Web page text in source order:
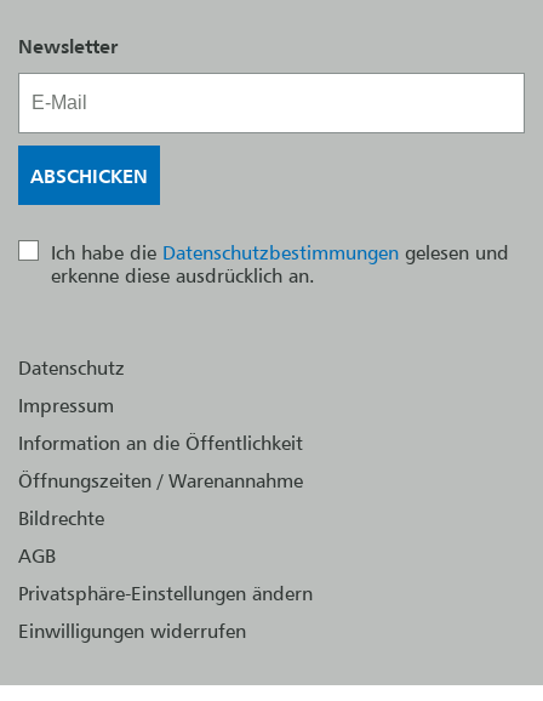
Newsletter
Ich habe die Datenschutzbestimmungen gelesen und
erkenne diese ausdrücklich an.
Datenschutz
Impressum
Information an die Öffentlichkeit
Öffnungszeiten / Warenannahme
Bildrechte
AGB
Privatsphäre-Einstellungen ändern
Einwilligungen widerrufen